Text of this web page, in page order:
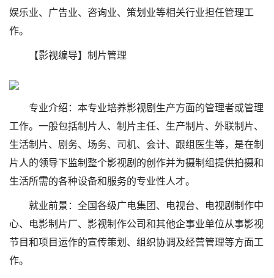
娱乐业、广告业、咨询业、策划业等相关行业担任管理工
作。
【影视编导】制片管理
专业介绍：本专业培养影视剧生产方面的管理者或管理
工作。一般包括制片人、制片主任、生产制片、外联制片、
生活制片、剧务、场务、司机、会计、跟组医生等，是在制
片人的领导下监制整个影视剧的创作并为摄制组提供拍摄和
生活所需的各种设备和服务的专业性人才。
就业前景：全国各级广电集团、电视台、电视剧制作中
心、电影制片厂、影视制作公司和其他企事业单位从事影视
节目和项目运作的宣传策划、组织协调及经营管理等方面工
作。